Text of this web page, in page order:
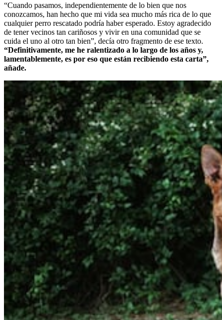
“Cuando pasamos, independientemente de lo bien que nos
conozcamos, han hecho que mi vida sea mucho más rica de lo que
cualquier perro rescatado podría haber esperado. Estoy agradecido
de tener vecinos tan cariñosos y vivir en una comunidad que se
cuida el uno al otro tan bien”, decía otro fragmento de ese texto.
“Definitivamente, me he ralentizado a lo largo de los años y,
lamentablemente, es por eso que están recibiendo esta carta”,
añade.